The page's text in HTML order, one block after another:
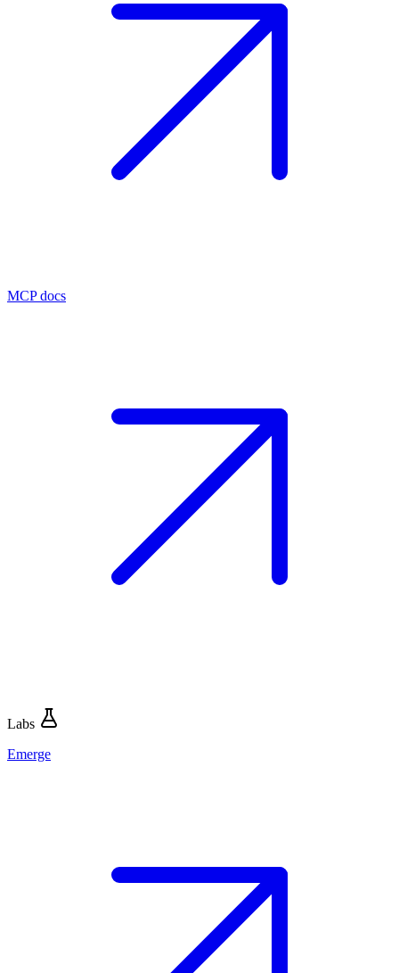
MCP docs
Labs
Emerge